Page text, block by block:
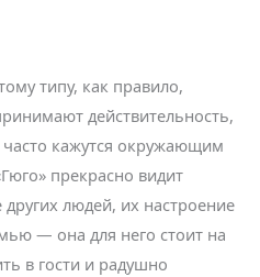
типу, как правило,
действительность,
кажутся окружающим
прекрасно видит
людей, их настроение
— она для него стоит на
в гости и радушно